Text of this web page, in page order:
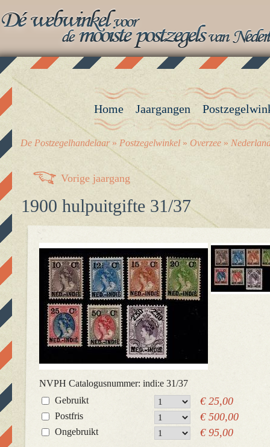
Vorige jaargang
1900 hulpuitgifte 31/37
NVPH Catalogusnummer: indi:e 31/37
Gebruikt
€ 25,00
Postfris € 500,00
Ongebruikt € 95,00
Home Jaargangen
De Postzegelhandelaar» Postzegelwinkel » Overzee »